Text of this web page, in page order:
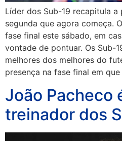
Líder dos Sub-19 recapitula a
segunda que agora começa.
fase final este sábado, em
vontade de pontuar. Os Sub-
melhores dos melhores do
presença na fase final em
João Pacheco
treinador dos